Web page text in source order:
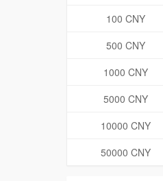
100 CNY
500 CNY
1000 CNY
5000 CNY
10000 CNY
50000 CNY